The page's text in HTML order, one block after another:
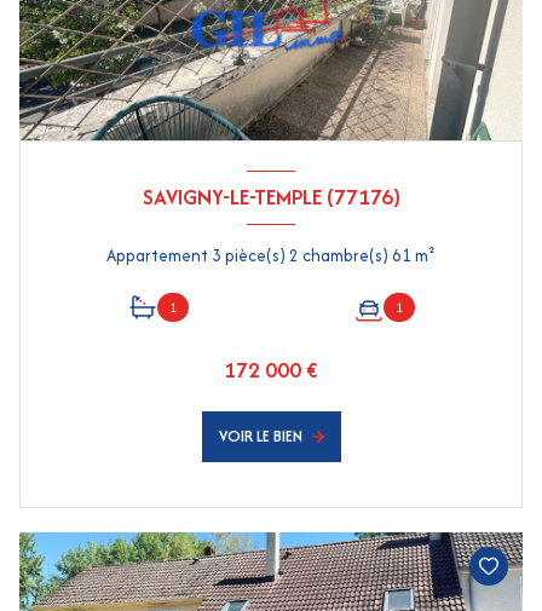
SAVIGNY-LE-TEMPLE (77176)
Appartement 3 pièce(s) 2 chambre(s) 61 m²
1 1
172 000 €
VOIR LE BIEN